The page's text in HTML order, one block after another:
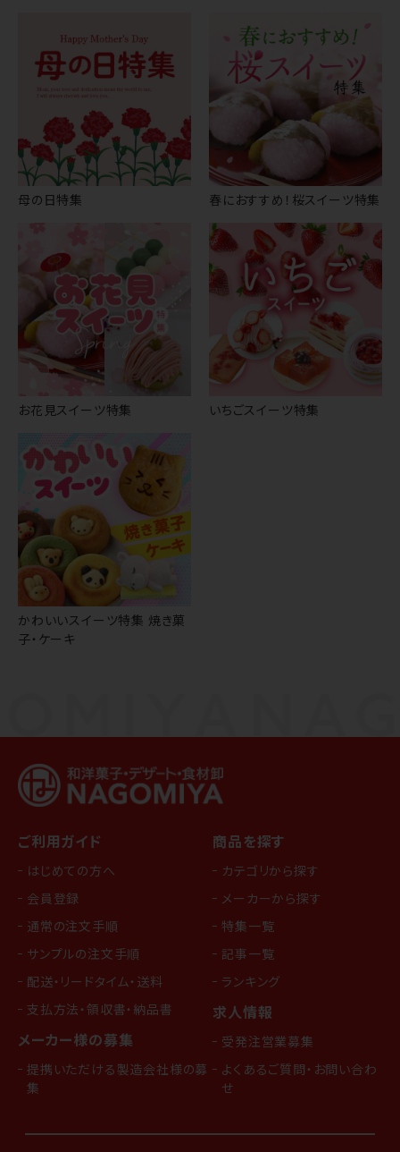
母の日特集 春におすすめ！桜スイーツ特集
お花見スイーツ特集 いちごスイーツ特集
かわいいスイーツ特集 焼き菓
子・ケーキ
ご利用ガイド
はじめての方へ
会員登録
通常の注文手順
サンプルの注文手順
配送・リードタイム・送料
支払方法・領収書・納品書
メーカー様の募集
提携いただける製造会社様の募
集
商品を探す
カテゴリから探す
メーカーから探す
特集一覧
記事一覧
ランキング
求人情報
受発注営業募集
よくあるご質問・お問い合わ
せ